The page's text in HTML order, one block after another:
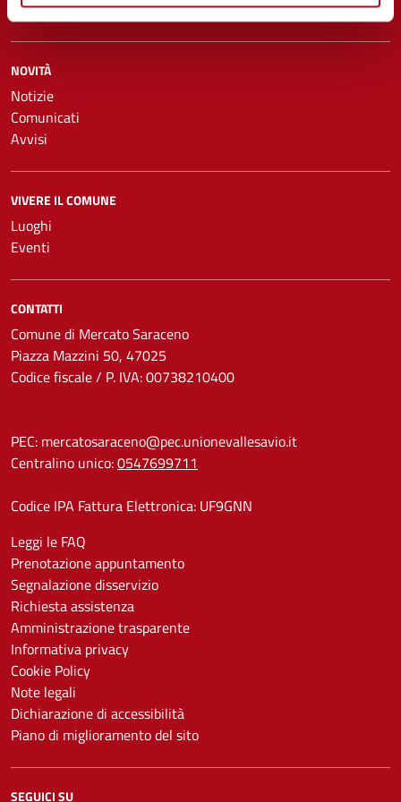
Turismo
NOVITÀ
Notizie
Comunicati
Avvisi
VIVERE IL COMUNE
Luoghi
Eventi
CONTATTI
Comune di Mercato Saraceno
Piazza Mazzini 50, 47025
Codice fiscale / P. IVA: 00738210400
PEC: mercatosaraceno@pec.unionevallesavio.it
Centralino unico:0547699711
Codice IPA Fattura Elettronica: UF9GNN
Leggi le FAQ
Prenotazione appuntamento
Segnalazione disservizio
Richiesta assistenza
Amministrazione trasparente
Informativa privacy
Cookie Policy
Note legali
Dichiarazione di accessibilità
Piano di miglioramento del sito
SEGUICI SU